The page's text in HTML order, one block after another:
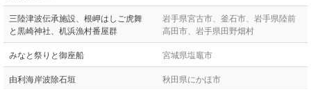
三陸津波伝承施設、根岬はしご虎舞
と黒崎神社、机浜漁村番屋群
岩手県宮古市、釜石市、岩手県陸前
高田市、岩手県田野畑村
みなと祭りと御座船 宮城県塩竈市
由利海岸波除石垣 秋田県にかほ市